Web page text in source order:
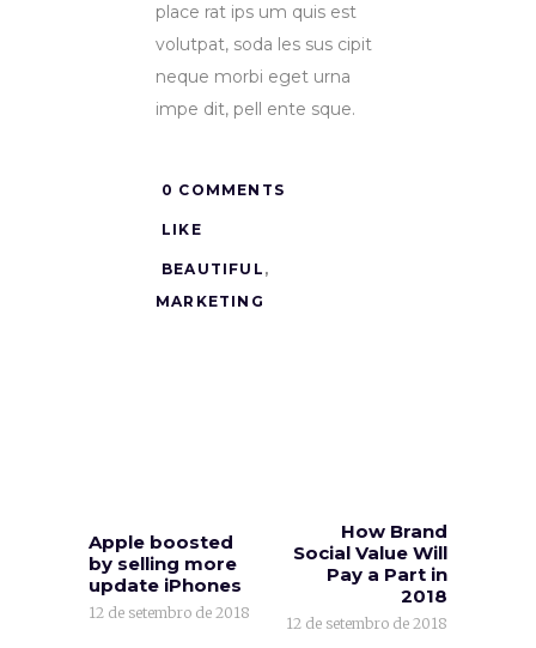
place rat ips um quis est
volutpat, soda les sus cipit
neque morbi eget urna
impe dit, pell ente sque.
0 COMMENTS
LIKE
BEAUTIFUL ,
MARKETING
Apple boosted
by selling more
update iPhones
12 de setembro de 2018
How Brand
Social Value Will
Pay a Part in
2018
12 de setembro de 2018